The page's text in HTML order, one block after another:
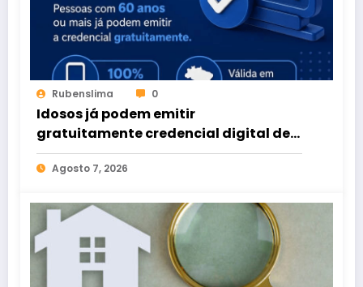
Rubenslima 0
Idosos já podem emitir
gratuitamente credencial digital de
estacionamento
Agosto 7, 2026